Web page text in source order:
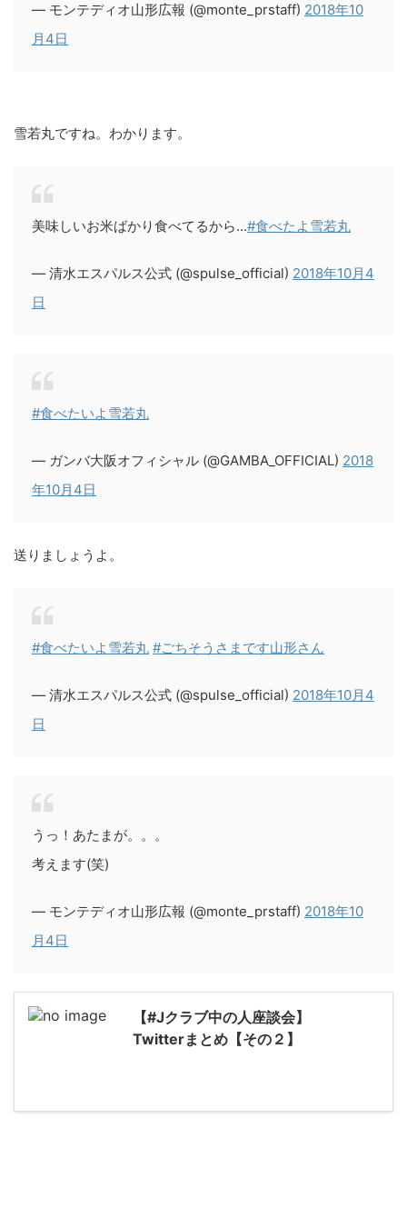
— モンテディオ山形広報 (@monte_prstaff) 2018年10
月4日
雪若丸ですね。わかります。
美味しいお米ばかり食べてるから…#食べたよ雪若丸
— 清水エスパルス公式 (@spulse_official) 2018年10月4
日
#食べたいよ雪若丸
— ガンバ大阪オフィシャル (@GAMBA_OFFICIAL) 2018
年10月4日
送りましょうよ。
#食べたいよ雪若丸 #ごちそうさまです山形さん
— 清水エスパルス公式 (@spulse_official) 2018年10月4
日
うっ！あたまが。。。
考えます(笑)
— モンテディオ山形広報 (@monte_prstaff) 2018年10
月4日
【#Jクラブ中の人座談会】
Twitterまとめ【その２】